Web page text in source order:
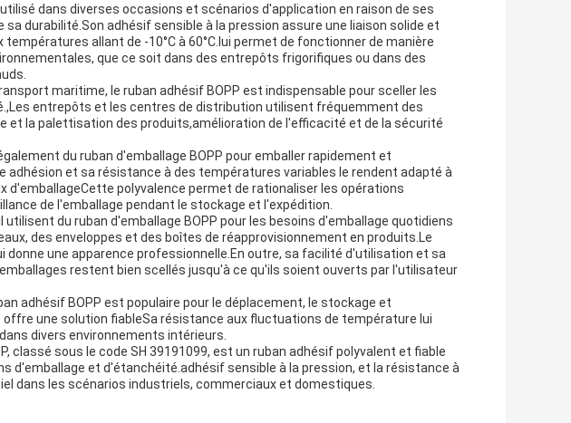
dans diverses occasions et scénarios d'application en raison de ses
durabilité.Son adhésif sensible à la pression assure une liaison solide et
allant de -10°C à 60°C.lui permet de fonctionner de manière
que ce soit dans des entrepôts frigorifiques ou dans des
maritime, le ruban adhésif BOPP est indispensable pour sceller les
entrepôts et les centres de distribution utilisent fréquemment des
et la palettisation des produits,amélioration de l'efficacité et de la sécurité
du ruban d'emballage BOPP pour emballer rapidement et
et sa résistance à des températures variables le rendent adapté à
polyvalence permet de rationaliser les opérations
de l'emballage pendant le stockage et l'expédition.
du ruban d'emballage BOPP pour les besoins d'emballage quotidiens
des enveloppes et des boîtes de réapprovisionnement en produits.Le
une apparence professionnelle.En outre, sa facilité d'utilisation et sa
restent bien scellés jusqu'à ce qu'ils soient ouverts par l'utilisateur
adhésif BOPP est populaire pour le déplacement, le stockage et
une solution fiableSa résistance aux fluctuations de température lui
divers environnements intérieurs.
classé sous le code SH 39191099, est un ruban adhésif polyvalent et fiable
d'emballage et d'étanchéité.adhésif sensible à la pression, et la résistance à
dans les scénarios industriels, commerciaux et domestiques.